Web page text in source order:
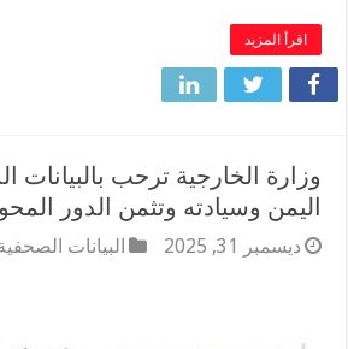
اقرأ المزيد
وزارة الخارجية ترحب بالبيانات
اليمن وسيادته وتثمن الدور
ديسمبر 31, 2025 البيانات